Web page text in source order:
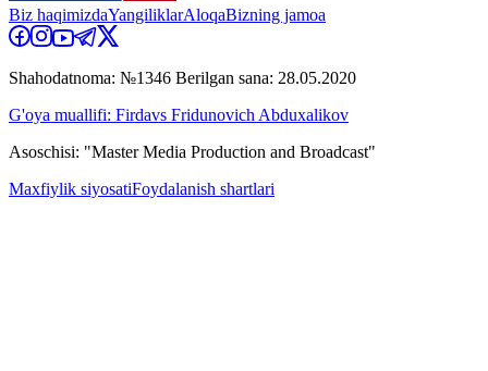
Biz haqimizdaYangiliklarAloqaBizning jamoa
Shahodatnoma: №1346 Berilgan sana: 28.05.2020
G'oya muallifi: Firdavs Fridunovich Abduxalikov
Asoschisi: "Master Media Production and Broadcast"
Maxfiylik siyosatiFoydalanish shartlari